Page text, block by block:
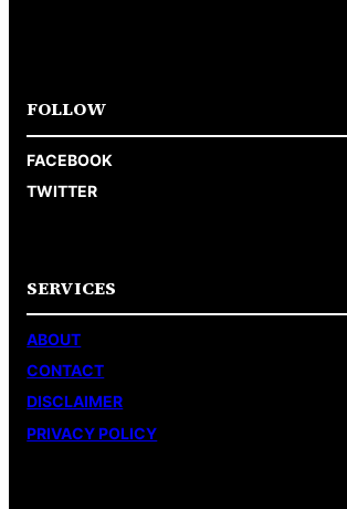
FOLLOW
FACEBOOK
TWITTER
SERVICES
ABOUT
CONTACT
DISCLAIMER
PRIVACY POLICY